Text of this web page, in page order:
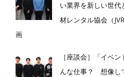
い業界を新しい世
材レンタル協会（
画
［座談会］「イベ
んな仕事？ 想像し